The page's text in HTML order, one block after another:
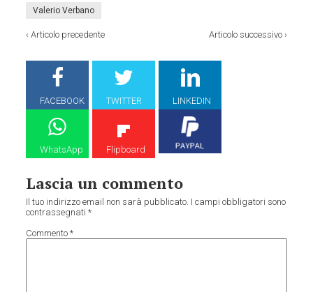
Valerio Verbano
‹Articolo precedente Articolo successivo›
FACEBOOK TWITTER LINKEDIN
WhatsApp Flipboard
Lascia un commento
Il tuo indirizzo email non sarà pubblicato. I campi obbligatori sono
contrassegnati*
Commento*